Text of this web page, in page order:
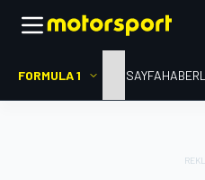
FORMULA 1 ANA SAYFA